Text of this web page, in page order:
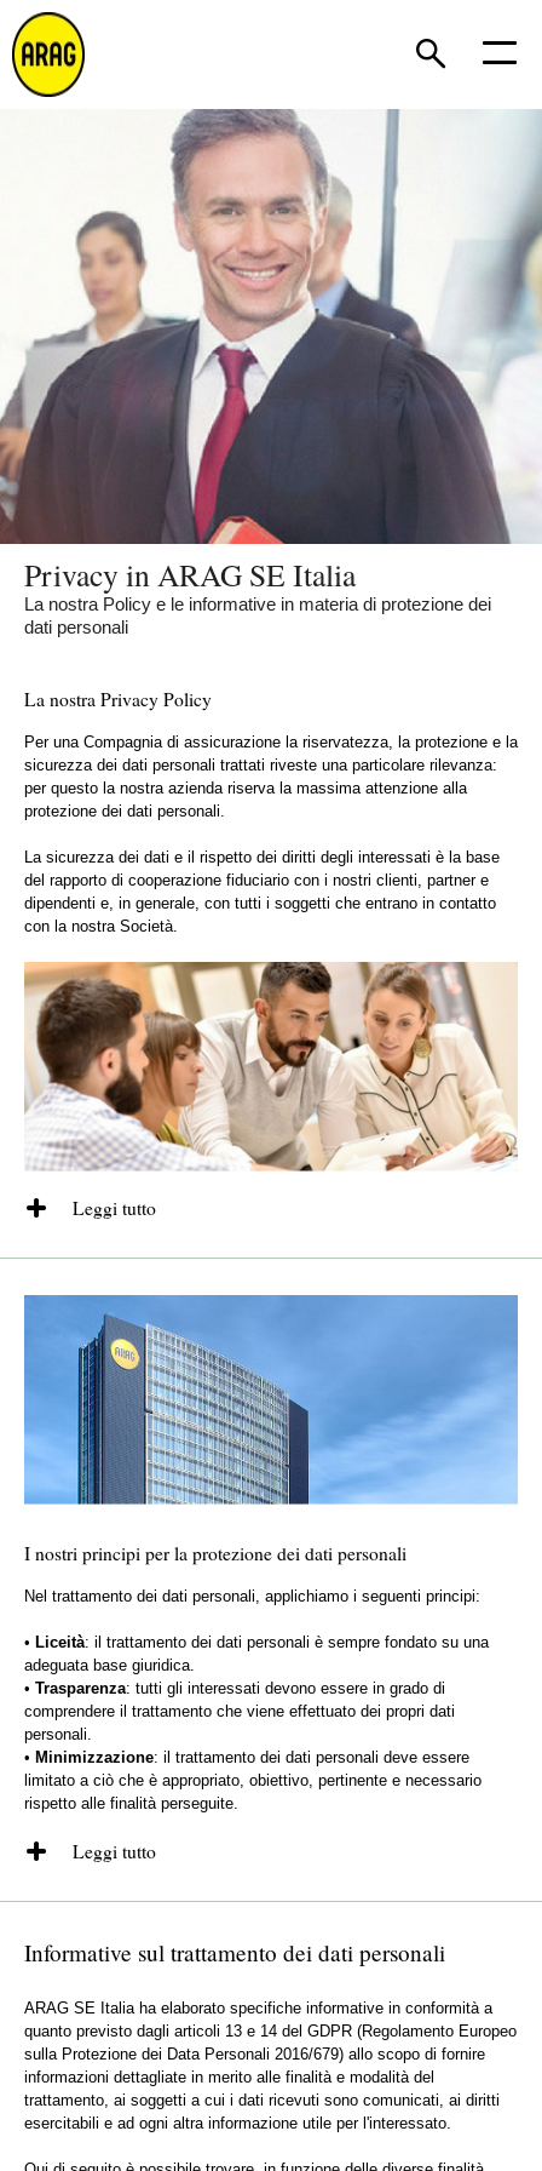
Privacy in ARAG SE Italia
La nostra Policy e le informative in materia di protezione dei
dati personali
La nostra Privacy Policy
Per una Compagnia di assicurazione la riservatezza, la protezione e la
sicurezza dei dati personali trattati riveste una particolare rilevanza:
per questo la nostra azienda riserva la massima attenzione alla
protezione dei dati personali.
La sicurezza dei dati e il rispetto dei diritti degli interessati è la base
del rapporto di cooperazione fiduciario con i nostri clienti, partner e
dipendenti e, in generale, con tutti i soggetti che entrano in contatto
con la nostra Società.
Leggi tutto
Per questo motivo quando raccogliamo, trattiamo e conserviamo dati
personali riteniamo fondamentale dare corretta applicazione ai principi
previsti dal Regolamento Europeo sulla Protezione dei Data Personali
2016/679 (c.d. GDPR), dal Codice Privacy italiano (D.Lgs. 196/03) e
dalle altre disposizioni sulla protezione dei dati personali applicabili.
I nostri principi per la protezione dei dati personali
Nel trattamento dei dati personali, applichiamo i seguenti principi:
• Liceità: il trattamento dei dati personali è sempre fondato su una
adeguata base giuridica.
• Trasparenza: tutti gli interessati devono essere in grado di
comprendere il trattamento che viene effettuato dei propri dati
personali.
• Minimizzazione: il trattamento dei dati personali deve essere
limitato a ciò che è appropriato, obiettivo, pertinente e necessario
rispetto alle finalità perseguite.
Leggi tutto
particolare:
• Adempimento o preparazione di un contratto, ad es. trattamento
dei dati relativi all’indirizzo ai fini dell’invio di comunicazione postali.
• Adempimento di un obbligo di legge, ad es. archiviazione di
documenti in conformità con gli obblighi di conservazione di legge.
•Interesse legittimo, ad es. dati relativi a soggetti coinvolti nel
sinistro.
comunicazioni pubblicitarie.
Informative sul trattamento dei dati personali
ARAG SE Italia ha elaborato specifiche informative in conformità a
quanto previsto dagli articoli 13 e 14 del GDPR (Regolamento Europeo
sulla Protezione dei Data Personali 2016/679) allo scopo di fornire
informazioni dettagliate in merito alle finalità e modalità del
trattamento, ai soggetti a cui i dati ricevuti sono comunicati, ai diritti
esercitabili e ad ogni altra informazione utile per l'interessato.